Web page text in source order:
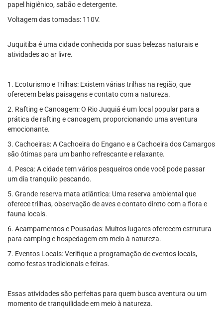
papel higiênico, sabão e detergente.
Voltagem das tomadas: 110V.
Juquitiba é uma cidade conhecida por suas belezas naturais e
atividades ao ar livre.
1. Ecoturismo e Trilhas: Existem várias trilhas na região, que
oferecem belas paisagens e contato com a natureza.
2. Rafting e Canoagem: O Rio Juquiá é um local popular para a
prática de rafting e canoagem, proporcionando uma aventura
emocionante.
3. Cachoeiras: A Cachoeira do Engano e a Cachoeira dos Camargos
são ótimas para um banho refrescante e relaxante.
4. Pesca: A cidade tem vários pesqueiros onde você pode passar
um dia tranquilo pescando.
5. Grande reserva mata atlântica: Uma reserva ambiental que
oferece trilhas, observação de aves e contato direto com a flora e
fauna locais.
6. Acampamentos e Pousadas: Muitos lugares oferecem estrutura
para camping e hospedagem em meio à natureza.
7. Eventos Locais: Verifique a programação de eventos locais,
como festas tradicionais e feiras.
Essas atividades são perfeitas para quem busca aventura ou um
momento de tranquilidade em meio à natureza.